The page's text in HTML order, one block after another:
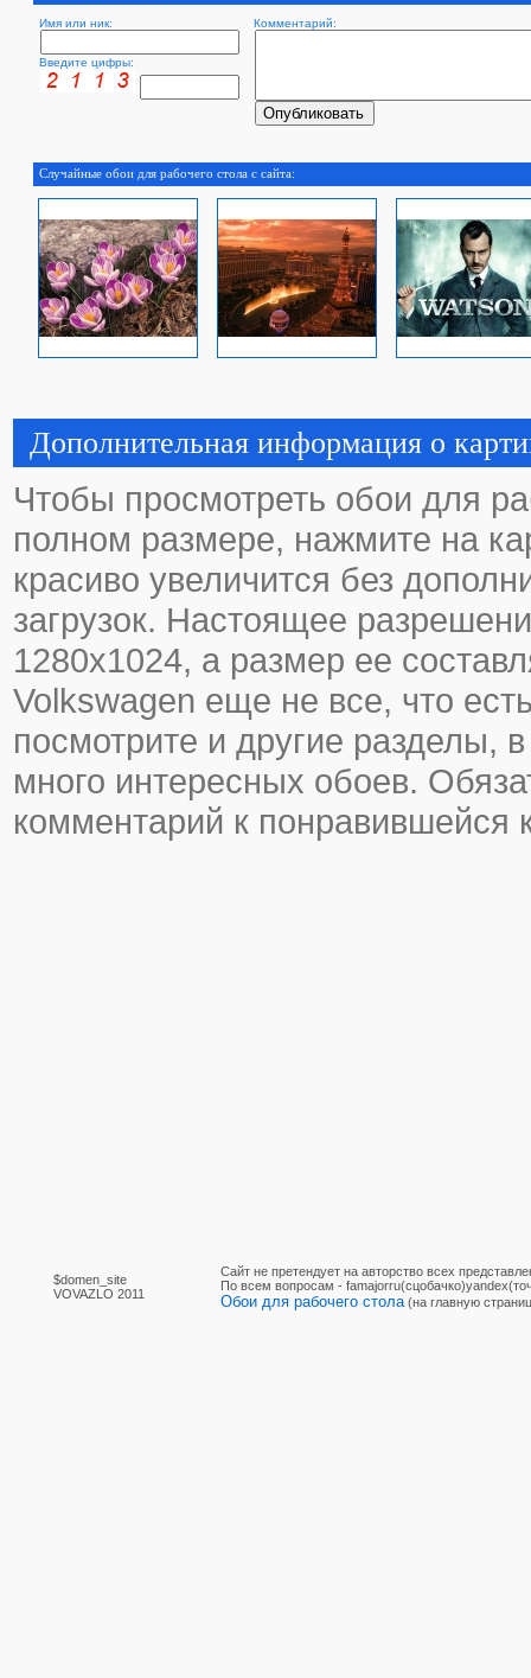
Имя или ник: Комментарий:
Введите цифры:
Случайные обои для рабочего стола с сайта:
Дополнительная информация о
Чтобы просмотреть обои для
полном размере, нажмите на
красиво увеличится без
загрузок. Настоящее
1280х1024, а размер ее
Volkswagen еще не все, что
посмотрите и другие разделы,
много интересных обоев.
комментарий к понравившейся
$domen_site
VOVAZLO 2011
Сайт не претендует на авторство всех
По вcем вопросам -
Обои для рабочего стола (на главную